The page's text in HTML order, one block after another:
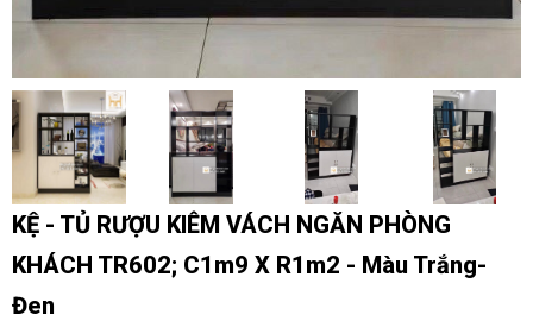
KỆ - TỦ RƯỢU KIÊM VÁCH NGĂN PHÒNG
KHÁCH TR602; C1m9 X R1m2 - Màu Trắng-
Đen